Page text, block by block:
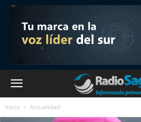
Inicio Actualidad